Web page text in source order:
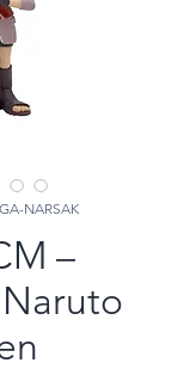
NARSAK
–